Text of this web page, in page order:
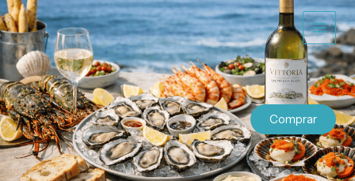
al
contenido
Comprar